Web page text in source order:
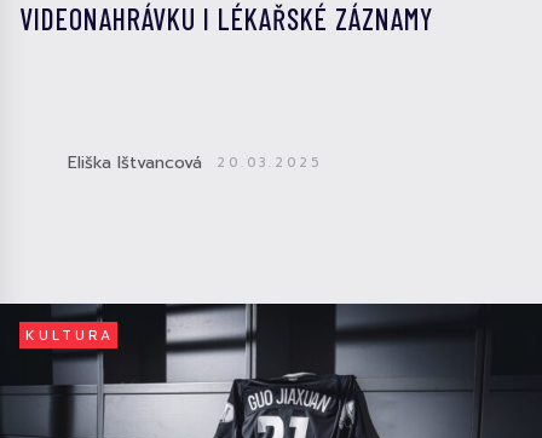
VIDEONAHRÁVKU I LÉKAŘSKÉ ZÁZNAMY
Eliška Ištvancová 20.03.2025
KULTURA